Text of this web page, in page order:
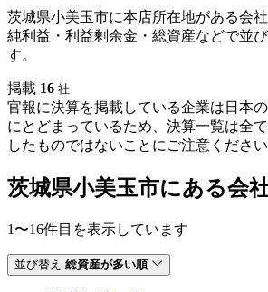
茨城県小美玉市に本店所在地がある会
純利益・利益剰余金・総資産などで並
す。
掲載 16 社
官報に決算を掲載している企業は日本
にとどまっているため、決算一覧は全
したものではないことにご注意ください
茨城県小美玉市にある会
1〜16件目を表示しています
並び替え 総資産が多い順